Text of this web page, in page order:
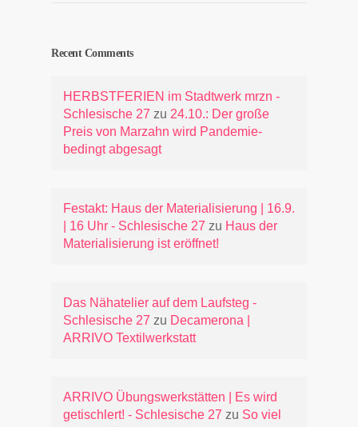
Recent Comments
HERBSTFERIEN im Stadtwerk mrzn -
Schlesische 27 zu 24.10.: Der große
Preis von Marzahn wird Pandemie-
bedingt abgesagt
Festakt: Haus der Materialisierung | 16.9.
| 16 Uhr - Schlesische 27 zu Haus der
Materialisierung ist eröffnet!
Das Nähatelier auf dem Laufsteg -
Schlesische 27 zu Decamerona |
ARRIVO Textilwerkstatt
ARRIVO Übungswerkstätten | Es wird
getischlert! - Schlesische 27 zu So viel